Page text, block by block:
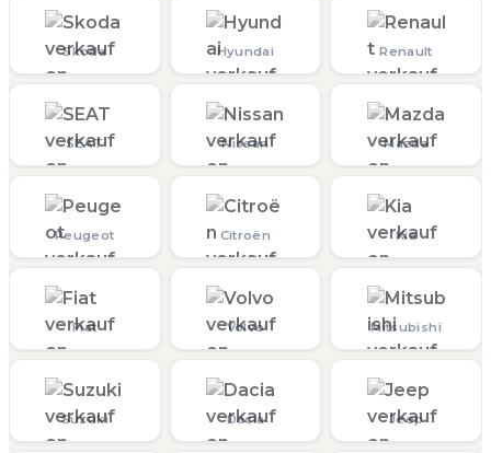
Skoda Hyundai Renault
SEAT Nissan Mazda
Peugeot Citroën Kia
Fiat Volvo Mitsubishi
Suzuki Dacia Jeep